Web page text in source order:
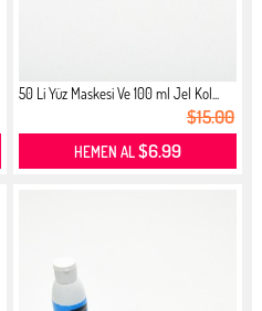
50 Li Yüz Maskesi Ve 100 ml Jel Kol...
$15.00
HEMEN AL$6.99